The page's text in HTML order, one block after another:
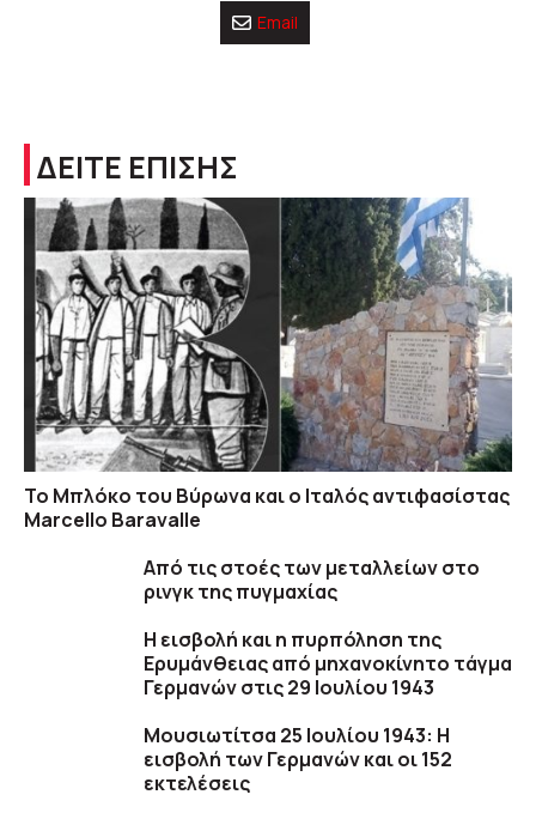
Email
ΔΕΙΤΕ ΕΠΙΣΗΣ
Το Μπλόκο του Βύρωνα και ο Ιταλός αντιφασίστας
Marcello Baravalle
Aπό τις στοές των μεταλλείων στο
ρινγκ της πυγμαχίας
Η εισβολή και η πυρπόληση της
Ερυμάνθειας από μηχανοκίνητο τάγμα
Γερμανών στις 29 Ιουλίου 1943
Μουσιωτίτσα 25 Ioυλίου 1943: H
εισβολή των Γερμανών και οι 152
εκτελέσεις